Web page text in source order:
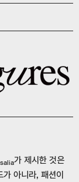
가 제시한 것은
아니라, 패션이